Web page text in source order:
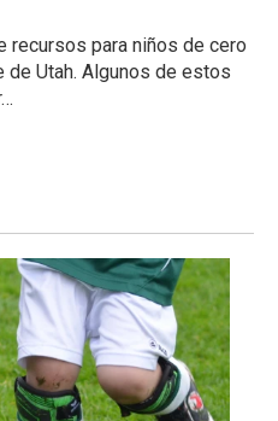
recursos para niños de cero
de Utah. Algunos de estos